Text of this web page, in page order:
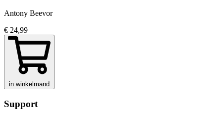
Antony Beevor
€ 24,99
in winkelmand
Support